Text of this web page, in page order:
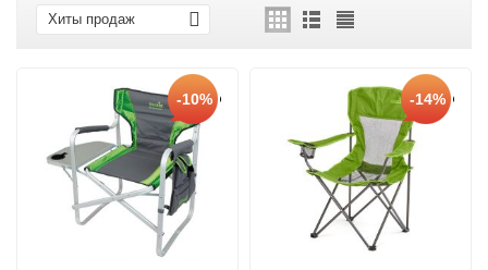
Хиты продаж
-10% -14%